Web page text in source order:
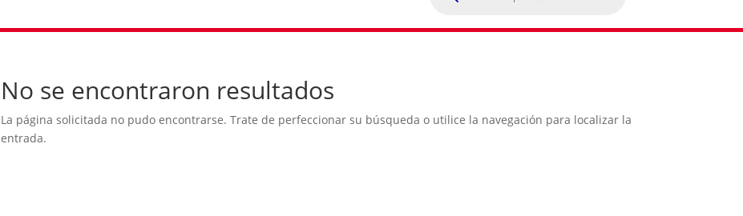
No se encontraron resultados
La página solicitada no pudo encontrarse. Trate de perfeccionar su búsqueda o utilice la navegación para localizar la
entrada.